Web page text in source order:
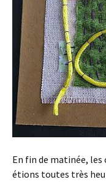
En fin de matinée,
étions toutes très